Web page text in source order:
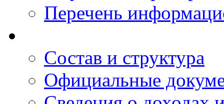
Перечень
Состав и структура
Официальные